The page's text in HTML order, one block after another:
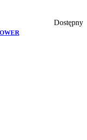
Dostępny